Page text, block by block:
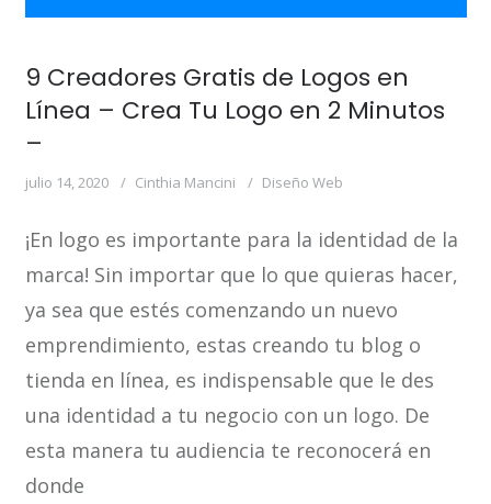
9 Creadores Gratis de Logos en
Línea – Crea Tu Logo en 2 Minutos
–
julio 14, 2020 Cinthia Mancini Diseño Web
¡En logo es importante para la identidad de la
marca! Sin importar que lo que quieras hacer,
ya sea que estés comenzando un nuevo
emprendimiento, estas creando tu blog o
tienda en línea, es indispensable que le des
una identidad a tu negocio con un logo. De
esta manera tu audiencia te reconocerá en
donde